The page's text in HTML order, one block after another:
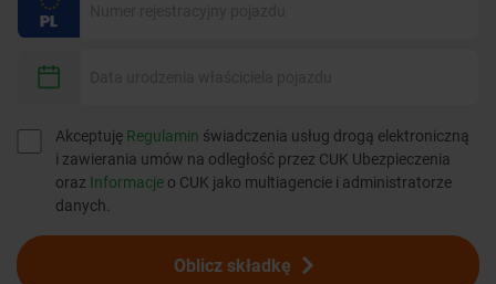
Akceptuję Regulamin świadczenia usług drogą elektroniczną
i zawierania umów na odległość przez CUK Ubezpieczenia
oraz Informacje o CUK jako multiagencie i administratorze
danych.
Oblicz składkę